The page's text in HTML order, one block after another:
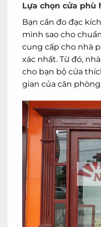
Lựa chọn cửa phù
Bạn cần đo đạc
mình sao cho
cung cấp cho nhà
xác nhất. Từ đó,
cho bạn bộ cửa
gian của căn